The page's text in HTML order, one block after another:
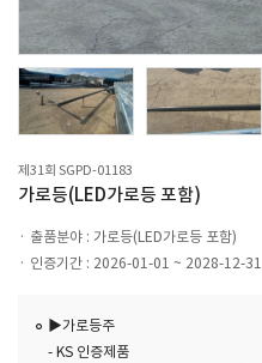
제31회 SGPD-01183
가로등(LED가로등 포함)
출품분야 : 가로등(LED가로등 포함)
인증기간 : 2026-01-01 ~ 2028-12-31
▶가로등주
- KS 인증제품